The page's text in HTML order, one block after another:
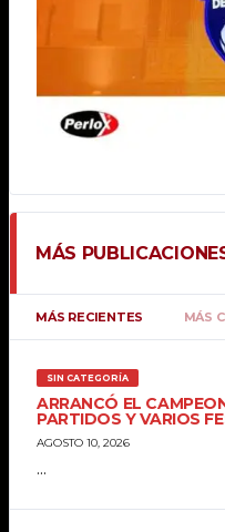
MÁS
MÁS RECIENTES MÁS
SIN CATEGORÍA
ARRANCÓ EL
PARTIDOS Y VARIOS
AGOSTO 10, 2026
...